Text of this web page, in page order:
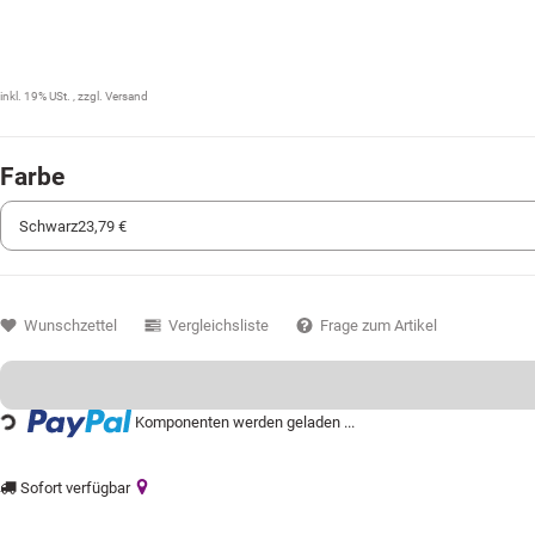
inkl. 19% USt. , zzgl. Versand
Farbe
Loading... Komponenten werden geladen ...
Sofort verfügbar
Wunschzettel Vergleichsliste Frage zum Artikel